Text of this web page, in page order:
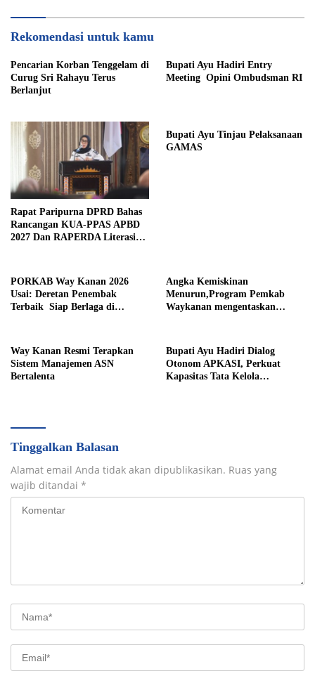
Rekomendasi untuk kamu
Pencarian Korban Tenggelam di
Curug Sri Rahayu Terus
Berlanjut
Bupati Ayu Hadiri Entry
Meeting Opini Ombudsman RI
Rapat Paripurna DPRD Bahas
Rancangan KUA-PPAS APBD
2027 Dan RAPERDA Literasi
Bupati Ayu Tinjau Pelaksanaan
GAMAS
PORKAB Way Kanan 2026
Usai: Deretan Penembak
Terbaik Siap Berlaga di
Angka Kemiskinan
Menurun,Program Pemkab
Waykanan mengentaskan
Way Kanan Resmi Terapkan
Sistem Manajemen ASN
Bertalenta
Bupati Ayu Hadiri Dialog
Otonom APKASI, Perkuat
Kapasitas Tata Kelola
Tinggalkan Balasan
Alamat email Anda tidak akan dipublikasikan. Ruas yang
wajib ditandai *